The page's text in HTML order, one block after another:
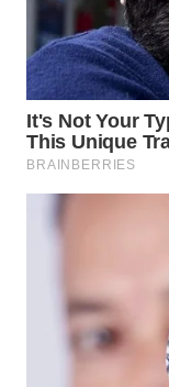
WN
TEBING
TINGGI
WN
PAKPAK
WN
BEKASI